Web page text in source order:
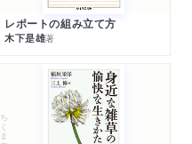
レポートの組み立て方
木下是雄著
ちくま文庫